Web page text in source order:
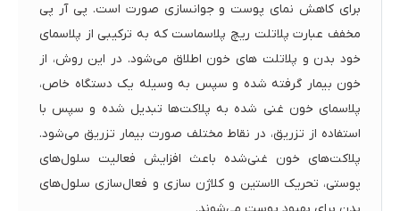
برای کاهش نمای پوست و جوانسازی صورت است. پی آر پی
مخفف عبارت پلاتلت ریچ پلاسماست که به ترکیبی از پلاسمای
خود بدن و پلاتلت های خون اطلاق می‌شود. در این روش، از
خون بیمار گرفته شده و سپس به وسیله یک دستگاه خاص،
پلاسمای خون غنی شده به پلاکت‌ها تبدیل شده و سپس با
استفاده از تزریق، در نقاط مختلف صورت بیمار تزریق می‌شود.
پلاکت‌های خون غنی‌شده باعث افزایش فعالیت سلول‌های
پوستی، تحریک الاستین و کلاژن سازی و فعال‌سازی سلول‌های